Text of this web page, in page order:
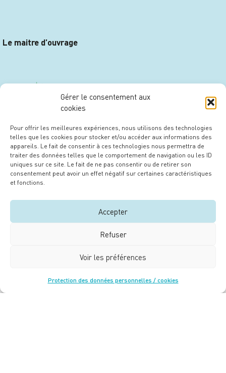
Gérer le consentement aux
cookies
Pour offrir les meilleures expériences, nous utilisons des technologies
telles que les cookies pour stocker et/ou accéder aux informations des
appareils. Le fait de consentir à ces technologies nous permettra de
traiter des données telles que le comportement de navigation ou les ID
uniques sur ce site. Le fait de ne pas consentir ou de retirer son
consentement peut avoir un effet négatif sur certaines caractéristiques
et fonctions.
Accepter
Refuser
Voir les préférences
Protection des données personnelles / cookies
Le maitre d’ouvrage
Une initiative portée et mise en œuvre par